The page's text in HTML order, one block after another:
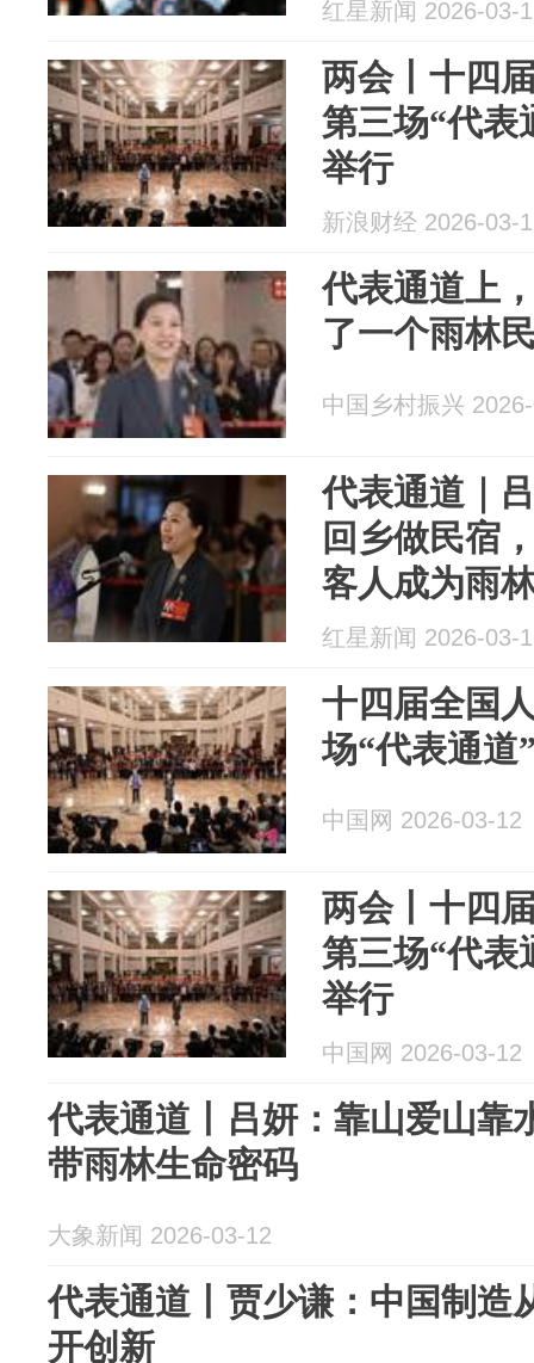
红星新闻 2026-03-
两会丨十四
第三场“代表
举行
新浪财经 2026-03-
代表通道上
了一个雨林
中国乡村振兴
代表通道｜
回乡做民宿
客人成为雨
红星新闻 2026-03-
十四届全国
场“代表通道
中国网 2026-03-12
两会丨十四
第三场“代表
举行
中国网 2026-03-12
代表通道丨吕妍：靠山爱山靠
带雨林生命密码
大象新闻 2026-03-12
代表通道丨贾少谦：中国制造
开创新